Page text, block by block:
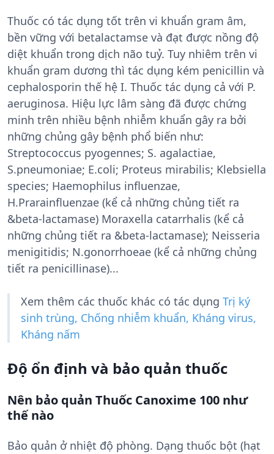
Thuốc có tác dụng tốt trên vi khuẩn gram âm,
bền vững với betalactamse và đạt được nồng độ
diệt khuẩn trong dịch não tuỷ. Tuy nhiêm trên vi
khuẩn gram dương thì tác dụng kém penicillin và
cephalosporin thế hệ I. Thuốc tác dụng cả với P.
aeruginosa. Hiệu lực lâm sàng đã được chứng
minh trên nhiều bệnh nhiễm khuẩn gây ra bởi
những chủng gây bệnh phổ biến như:
Streptococcus pyogennes; S. agalactiae,
S.pneumoniae; E.coli; Proteus mirabilis; Klebsiella
species; Haemophilus influenzae,
H.Prarainfluenzae (kể cả những chủng tiết ra
&beta-lactamase) Moraxella catarrhalis (kể cả
những chủng tiết ra &beta-lactamase); Neisseria
menigitidis; N.gonorrhoeae (kể cả những chủng
tiết ra penicillinase)...
Xem thêm các thuốc khác có tác dụng Trị ký
sinh trùng, Chống nhiễm khuẩn, Kháng virus,
Kháng nấm
Độ ổn định và bảo quản thuốc
Nên bảo quản Thuốc Canoxime 100 như
thế nào
Bảo quản ở nhiệt độ phòng. Dạng thuốc bột (hạt